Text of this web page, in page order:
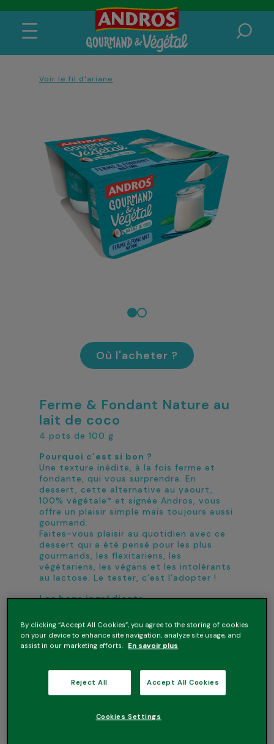
Voir le fil d'ariane
Où l'acheter ?
Ferme & Fondant Nature au
lait de coco
4 pots de 100 g
Pourquoi c’est si bon ?
Une texture inédite, à la fois ferme et
fondante, qui vous surprendra. En
dessert, cette alternative au yaourt,
100% végétale* et signée Andros, vous
offre un plaisir simple mais toujours aussi
gourmand.
Faites-vous plaisir au quotidien avec ce
dessert qui a été pensé pour les plus
gourmands, les flexitariens, les
végétariens, les végans et les intolérants
au lactose. Le tester, c’est l’adopter !
Les bons ingrédients
ajoutés** et sans conservateur !
Les bonnes raisons de l’essayer
• Ultra gourmand
• Sans sucres ajoutés**
• Source de calcium
• Sans conservateur
By clicking “Accept All Cookies”, you agree to the storing of cookies
on your device to enhance site navigation, analyze site usage, and
assist in our marketing efforts. En savoir plus
Reject All Accept All Cookies
Cookies Settings